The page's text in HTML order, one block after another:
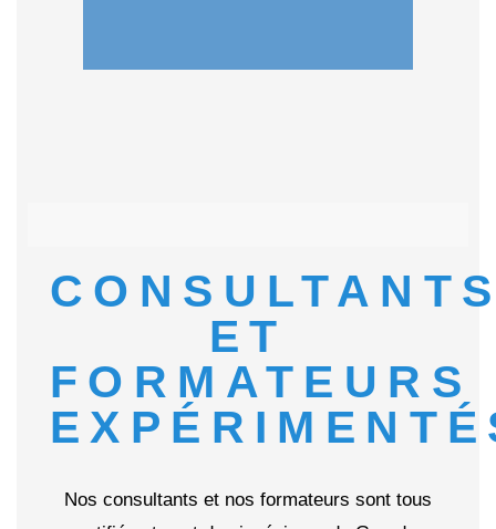
ET
FORMATEURS
Nos consultants et nos formateurs sont tous